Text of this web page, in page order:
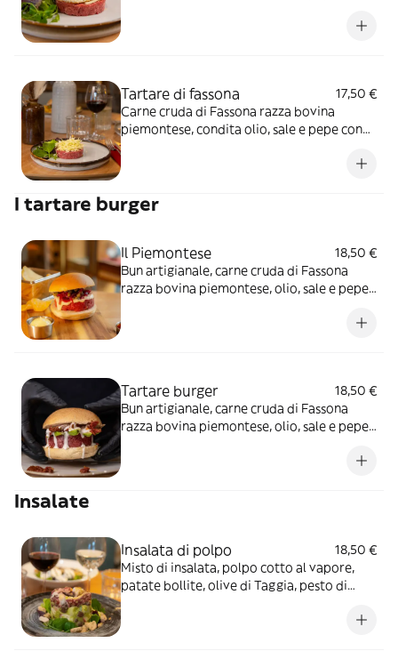
Tartare di fassona
17,50 €
Carne cruda di Fassona razza bovina
piemontese, condita olio, sale e pepe con
I tartare burger
Il Piemontese
18,50 €
Bun artigianale, carne cruda di Fassona
razza bovina piemontese, olio, sale e pepe,
Tartare burger
18,50 €
Bun artigianale, carne cruda di Fassona
razza bovina piemontese, olio, sale e pepe,
Insalate
Insalata di polpo
18,50 €
Misto di insalata, polpo cotto al vapore,
patate bollite, olive di Taggia, pesto di